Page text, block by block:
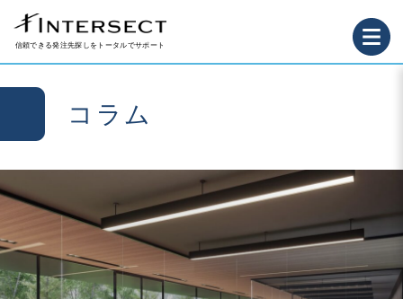
信頼できる発注先探しをトータルでサポート
コラム